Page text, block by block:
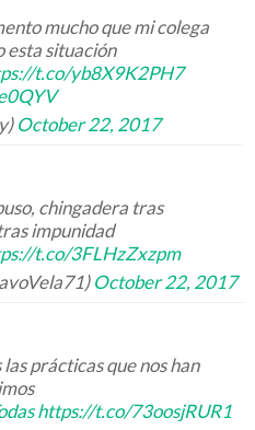
mucho que mi colega
esta situación
t.co/yb8X9K2PH7
October 22, 2017
chingadera tras
impunidad
t.co/3FLHzZxzpm
October 22, 2017
prácticas que nos han
https://t.co/73oosjRUR1